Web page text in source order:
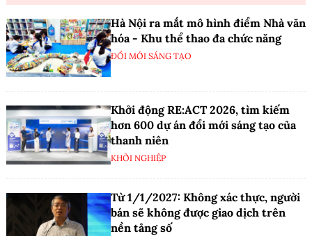
Hà Nội ra mắt mô hình điểm Nhà văn
hóa - Khu thể thao đa chức năng
ĐỔI MỚI SÁNG TẠO
Khởi động RE:ACT 2026, tìm kiếm
hơn 600 dự án đổi mới sáng tạo của
thanh niên
KHỞI NGHIỆP
Từ 1/1/2027: Không xác thực, người
bán sẽ không được giao dịch trên
nền tảng số